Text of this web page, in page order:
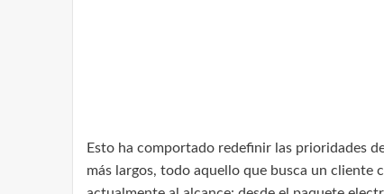
Esto ha comportado redefinir las prioridades
más largos, todo aquello que busca un cliente